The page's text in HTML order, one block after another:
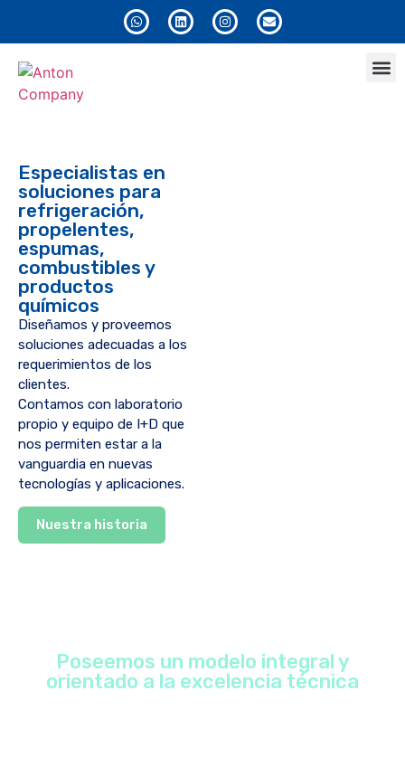
Especialistas en
soluciones para
refrigeración,
propelentes,
espumas,
combustibles y
productos
químicos
Diseñamos y proveemos
soluciones adecuadas a los
requerimientos de los
clientes.
Contamos con laboratorio
propio y equipo de I+D que
nos permiten estar a la
vanguardia en nuevas
tecnologías y aplicaciones.
Nuestra historia
Poseemos un modelo integral y
orientado a la excelencia técnica